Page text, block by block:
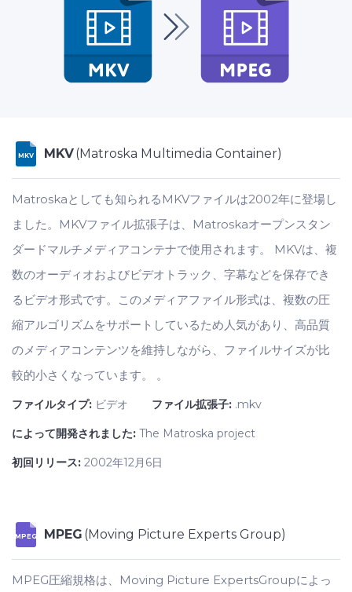
MKV MKV(Matroska Multimedia Container)
Matroskaとしても知られるMKVファイルは2002年に登場し
ました。MKVファイル拡張子は、Matroskaオープンスタン
ダードマルチメディアコンテナで使用されます。 MKVは、複
数のオーディオおよびビデオトラック、字幕などを保存でき
るビデオ形式です。このメディアファイル形式は、複数の圧
縮アルゴリズムをサポートしているため人気があり、高品質
のメディアコンテンツを維持しながら、ファイルサイズが比
較的小さくなっています。 。
ファイルタイプ: ビデオ ファイル拡張子: .mkv
によって開発されました: The Matroska project
初回リリース: 2002年12月6日
MPEG MPEG (Moving Picture Experts Group)
MPEG圧縮規格は、Moving Picture ExpertsGroupによっ